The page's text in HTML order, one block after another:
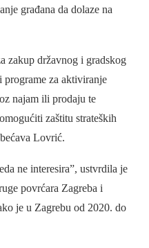
građana da dolaze na
zakup državnog i gradskog
za aktiviranje
najam ili prodaju te
zaštitu strateških
Lovrić.
ne interesira”, ustvrdila je
povrćara Zagreba i
je u Zagrebu od 2020. do